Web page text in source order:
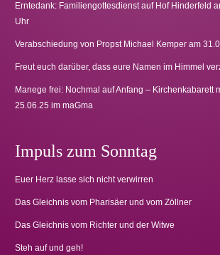
Erntedank: Familiengottesdienst auf Hof Hinderfeld
Uhr
Verabschiedung von Propst Michael Kemper am
Freut euch darüber, dass eure Namen im Himmel
Manege frei: Nochmal auf Anfang – Kirchenkabarett
25.06.25 im maGma
Impuls zum Sonntag
Euer Herz lasse sich nicht verwirren
Das Gleichnis vom Pharisäer und vom Zöllner
Das Gleichnis vom Richter und der Witwe
Steh auf und geh!